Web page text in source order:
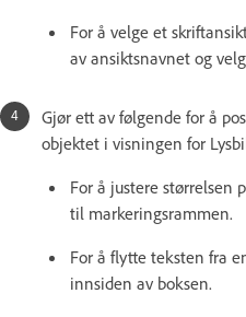
For å velge et
av ansiktsnavnet og
Gjør ett av følgende for å
objektet i visningen for
For å justere størrelsen
til markeringsrammen.
For å flytte teksten fra
innsiden av boksen.